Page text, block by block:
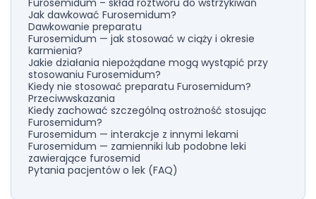
Furosemidum – skład roztworu do wstrzykiwań
Jak dawkować Furosemidum?
Dawkowanie preparatu
Furosemidum — jak stosować w ciąży i okresie
karmienia?
Jakie działania niepożądane mogą wystąpić przy
stosowaniu Furosemidum?
Kiedy nie stosować preparatu Furosemidum?
Przeciwwskazania
Kiedy zachować szczególną ostrożność stosując
Furosemidum?
Furosemidum — interakcje z innymi lekami
Furosemidum — zamienniki lub podobne leki
zawierające furosemid
Pytania pacjentów o lek (FAQ)